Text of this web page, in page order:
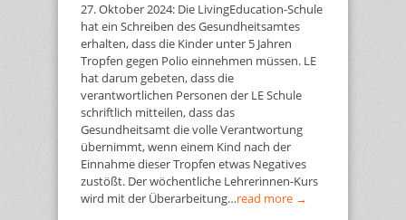
27. Oktober 2024: Die LivingEducation-Schule
hat ein Schreiben des Gesundheitsamtes
erhalten, dass die Kinder unter 5 Jahren
Tropfen gegen Polio einnehmen müssen. LE
hat darum gebeten, dass die
verantwortlichen Personen der LE Schule
schriftlich mitteilen, dass das
Gesundheitsamt die volle Verantwortung
übernimmt, wenn einem Kind nach der
Einnahme dieser Tropfen etwas Negatives
zustößt. Der wöchentliche Lehrerinnen-Kurs
wird mit der Überarbeitung…read more →